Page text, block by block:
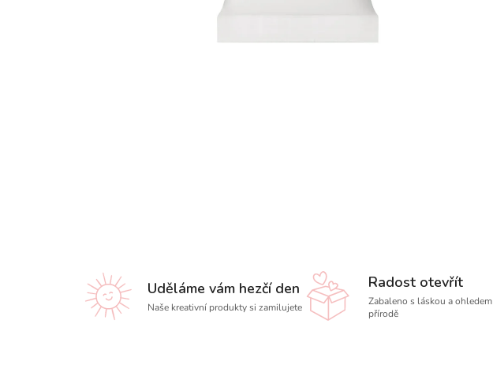
Uděláme vám hezčí den
Naše kreativní produkty si zamilujete
Radost otevřít
Zabaleno s láskou a
přírodě